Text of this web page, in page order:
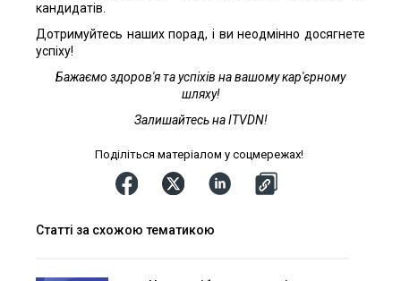
кандидатів.
Дотримуйтесь наших порад, і ви неодмінно досягнете
успіху!
Бажаємо здоров'я та успіхів на вашому кар'єрному
шляху!
Залишайтесь на ITVDN!
Поділіться матеріалом у соцмережах!
Статті за схожою тематикою